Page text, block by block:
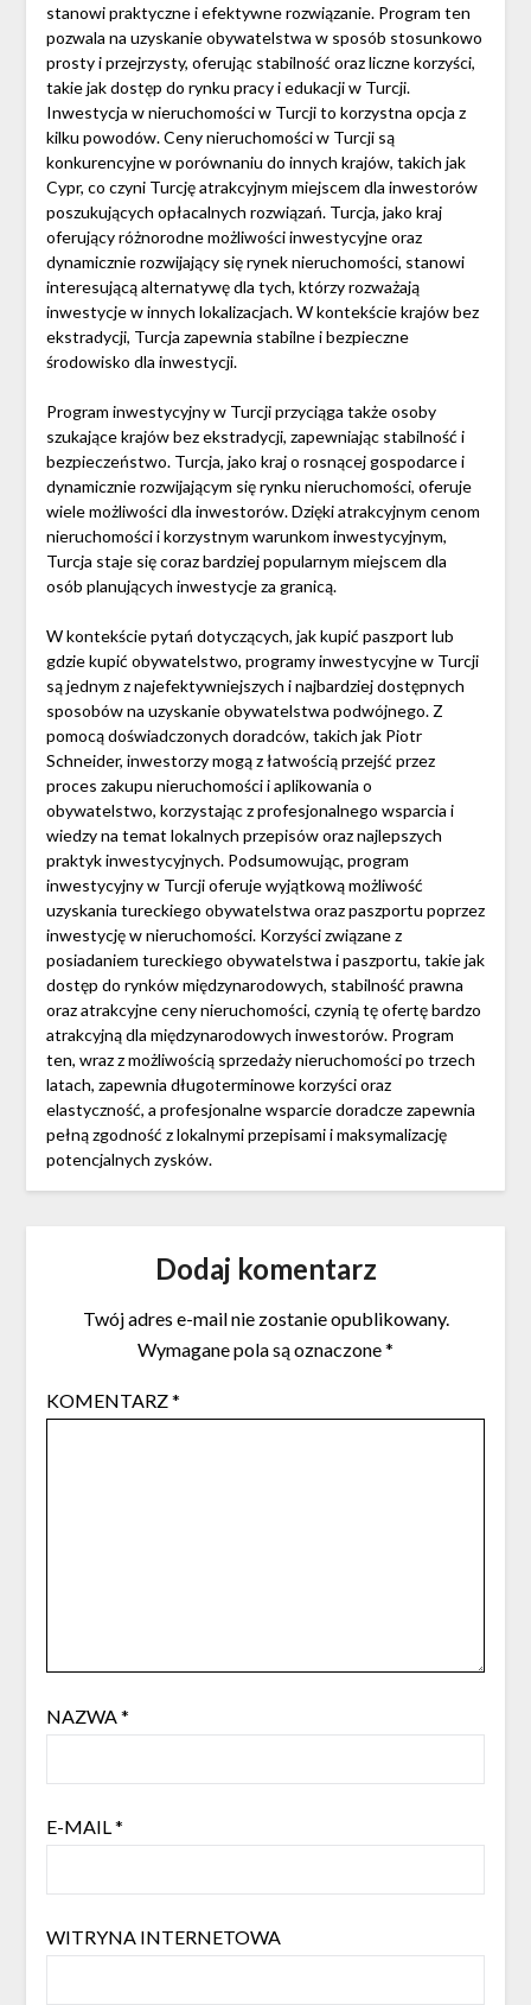
stanowi praktyczne i efektywne rozwiązanie. Program ten
pozwala na uzyskanie obywatelstwa w sposób stosunkowo
prosty i przejrzysty, oferując stabilność oraz liczne korzyści,
takie jak dostęp do rynku pracy i edukacji w Turcji.
Inwestycja w nieruchomości w Turcji to korzystna opcja z
kilku powodów. Ceny nieruchomości w Turcji są
konkurencyjne w porównaniu do innych krajów, takich jak
Cypr, co czyni Turcję atrakcyjnym miejscem dla inwestorów
poszukujących opłacalnych rozwiązań. Turcja, jako kraj
oferujący różnorodne możliwości inwestycyjne oraz
dynamicznie rozwijający się rynek nieruchomości, stanowi
interesującą alternatywę dla tych, którzy rozważają
inwestycje w innych lokalizacjach. W kontekście krajów bez
ekstradycji, Turcja zapewnia stabilne i bezpieczne
środowisko dla inwestycji.
Program inwestycyjny w Turcji przyciąga także osoby
szukające krajów bez ekstradycji, zapewniając stabilność i
bezpieczeństwo. Turcja, jako kraj o rosnącej gospodarce i
dynamicznie rozwijającym się rynku nieruchomości, oferuje
wiele możliwości dla inwestorów. Dzięki atrakcyjnym cenom
nieruchomości i korzystnym warunkom inwestycyjnym,
Turcja staje się coraz bardziej popularnym miejscem dla
osób planujących inwestycje za granicą.
W kontekście pytań dotyczących, jak kupić paszport lub
gdzie kupić obywatelstwo, programy inwestycyjne w Turcji
są jednym z najefektywniejszych i najbardziej dostępnych
sposobów na uzyskanie obywatelstwa podwójnego. Z
pomocą doświadczonych doradców, takich jak Piotr
Schneider, inwestorzy mogą z łatwością przejść przez
proces zakupu nieruchomości i aplikowania o
obywatelstwo, korzystając z profesjonalnego wsparcia i
wiedzy na temat lokalnych przepisów oraz najlepszych
praktyk inwestycyjnych. Podsumowując, program
inwestycyjny w Turcji oferuje wyjątkową możliwość
uzyskania tureckiego obywatelstwa oraz paszportu poprzez
inwestycję w nieruchomości. Korzyści związane z
posiadaniem tureckiego obywatelstwa i paszportu, takie jak
dostęp do rynków międzynarodowych, stabilność prawna
oraz atrakcyjne ceny nieruchomości, czynią tę ofertę bardzo
atrakcyjną dla międzynarodowych inwestorów. Program
ten, wraz z możliwością sprzedaży nieruchomości po trzech
latach, zapewnia długoterminowe korzyści oraz
elastyczność, a profesjonalne wsparcie doradcze zapewnia
pełną zgodność z lokalnymi przepisami i maksymalizację
potencjalnych zysków.
Dodaj komentarz
Twój adres e-mail nie zostanie opublikowany.
Wymagane pola są oznaczone*
KOMENTARZ*
NAZWA*
E-MAIL*
WITRYNA INTERNETOWA